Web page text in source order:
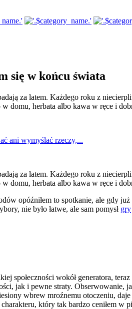
się w końcu świata
za latem. Każdego roku z
domu, herbata albo kawa w ręce i
ani wymyślać rzeczy,...
za latem. Każdego roku z
domu, herbata albo kawa w ręce i
opóźniłem to spotkanie, ale gdy
nie było łatwe, ale sam pomysł gry
wokół generatora,
jak i pewne straty. Obserwowanie,
wbrew mroźnemu otoczeniu,
który tak bardzo ceniłem w